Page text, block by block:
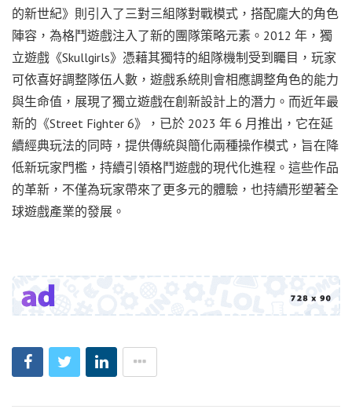
的新世紀》則引入了三對三組隊對戰模式，搭配龐大的角色
陣容，為格鬥遊戲注入了新的團隊策略元素。2012 年，獨
立遊戲《Skullgirls》憑藉其獨特的組隊機制受到矚目，玩家
可依喜好調整隊伍人數，遊戲系統則會相應調整角色的能力
與生命值，展現了獨立遊戲在創新設計上的潛力。而近年最
新的《Street Fighter 6》，已於 2023 年 6 月推出，它在延
續經典玩法的同時，提供傳統與簡化兩種操作模式，旨在降
低新玩家門檻，持續引領格鬥遊戲的現代化進程。這些作品
的革新，不僅為玩家帶來了更多元的體驗，也持續形塑著全
球遊戲產業的發展。